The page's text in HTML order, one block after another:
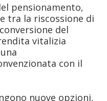
pensionamento,
tra la riscossione di
del
vitalizia
con il
nuove opzioni,